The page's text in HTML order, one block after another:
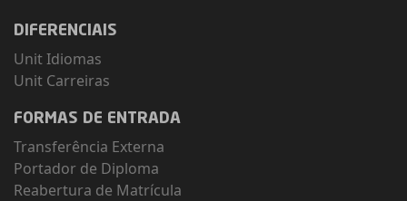
DIFERENCIAIS
Unit Idiomas
Unit Carreiras
FORMAS DE ENTRADA
Transferência Externa
Portador de Diploma
Reabertura de Matrícula